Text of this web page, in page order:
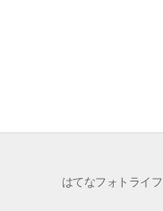
はてなフォトライフ